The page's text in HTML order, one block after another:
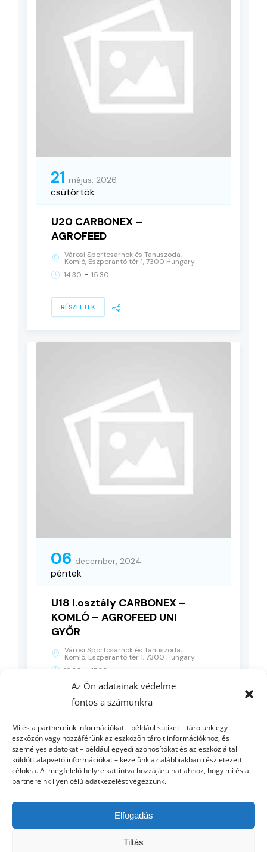
Az Ön adatainak védelme
fontos a számunkra
Mi és a partnereink információkat – például sütiket – tárolunk egy
eszközön vagy hozzáférünk az eszközön tárolt információkhoz, és
személyes adatokat – például egyedi azonosítókat és az eszköz által
küldött alapvető információkat – kezelünk az alábbiakban részletezett
célokra. A megfelelő helyre kattintva hozzájárulhat ahhoz, hogy mi és a
partnereink ilyen célú adatkezelést végezzünk.
Elfogadás
Tiltás
21 május, 2026
csütörtök
U20 CARBONEX –
AGROFEED
Városi Sportcsarnok és Tanuszoda,
Komló, Eszperantó tér 1, 7300 Hungary
14:30 - 15:30
RÉSZLETEK
06 december, 2024
péntek
U18 I.osztály CARBONEX –
KOMLÓ – AGROFEED UNI
GYŐR
Városi Sportcsarnok és Tanuszoda,
Komló, Eszperantó tér 1, 7300 Hungary
16:30
17:30
RÉSZLETEK